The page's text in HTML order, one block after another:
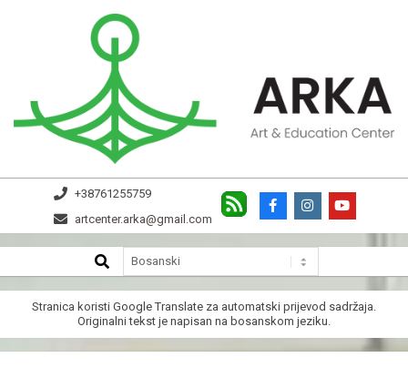
ARKA
+38761255759
artcenter.arka@gmail.com
Navigation
Menu
SEARCH
Stranica koristi Google Translate za automatski prijevod sadržaja.
Originalni tekst je napisan na bosanskom jeziku.